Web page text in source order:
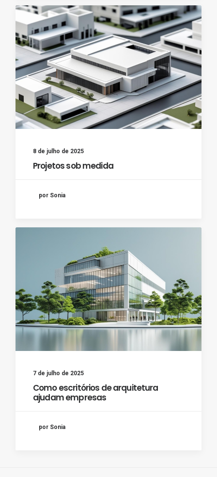
8 de julho de 2025
Projetos sob medida
por Sonia
7 de julho de 2025
Como escritórios de arquitetura
ajudam empresas
por Sonia